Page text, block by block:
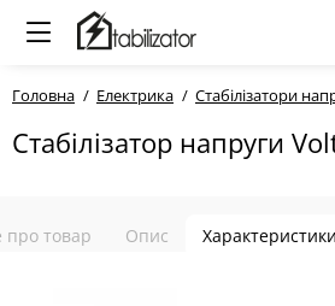
Головна Електрика Стабілізатори
Стабілізатор напруги
про товар Опис Характеристики